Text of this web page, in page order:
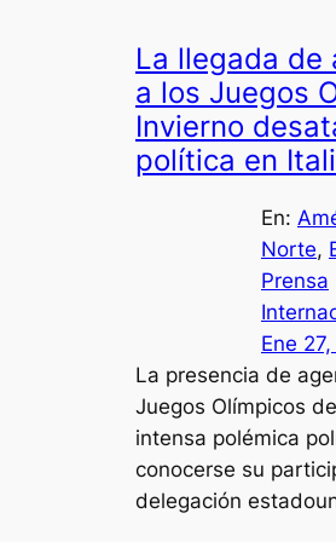
La llegada de
a los Juegos
Invierno
política en
En:
Norte,
Prensa
Ene
La presencia de
Juegos Olímpicos
intensa polémica
conocerse su
delegación